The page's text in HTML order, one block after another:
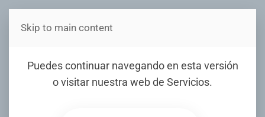
Estás en Telenord Medios
Puedes continuar navegando en esta versión
o visitar nuestra web de Servicios.
Skip to main content
Roberto Neris; del
mercadeo a la